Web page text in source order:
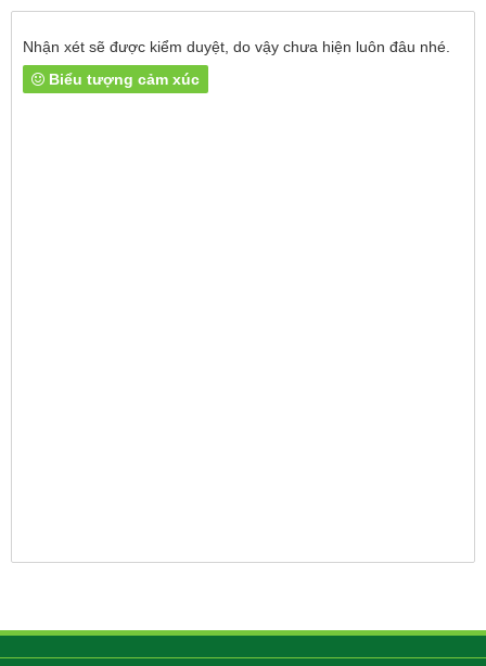
Nhận xét sẽ được kiểm duyệt, do vậy chưa hiện luôn đâu nhé.
Biểu tượng cảm xúc